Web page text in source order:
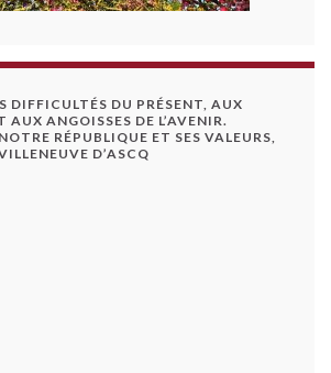
DIFFICULTÉS DU PRÉSENT, AUX
ANGOISSES DE L’AVENIR.
RÉPUBLIQUE ET SES VALEURS,
D’ASCQ